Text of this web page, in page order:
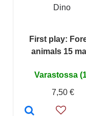
Dino
First play:
animals 15
Varastossa
7,50 €